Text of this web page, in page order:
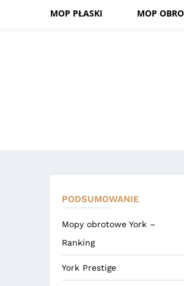
MOP PŁASKI MOP
PODSUMOWANIE
Mopy obrotowe York –
Ranking
York Prestige